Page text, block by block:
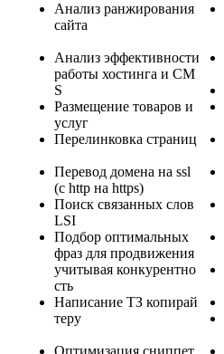
Анализ ранжирования
сайта
Анализ эффективности
работы хостинга и CM
S
Размещение товаров и
услуг
Перелинковка страниц
Перевод домена на ssl
(c http на https)
Поиск связанных слов
LSI
Подбор оптимальных
фраз для продвижения
учитывая конкурентно
сть
Написание ТЗ копирай
теру